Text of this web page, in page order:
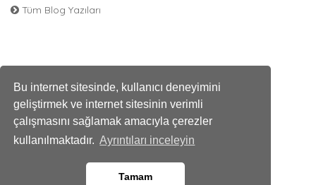
Bu internet sitesinde, kullanıcı deneyimini
geliştirmek ve internet sitesinin verimli
çalışmasını sağlamak amacıyla çerezler
kullanılmaktadır. Ayrıntıları inceleyin
Tamam
Tüm Blog Yazıları